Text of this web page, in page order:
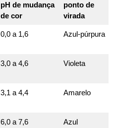
pH de mudança
de cor
ponto de
virada
0,0 a 1,6 Azul-púrpura
3,0 a 4,6 Violeta
3,1 a 4,4 Amarelo
6,0 a 7,6 Azul